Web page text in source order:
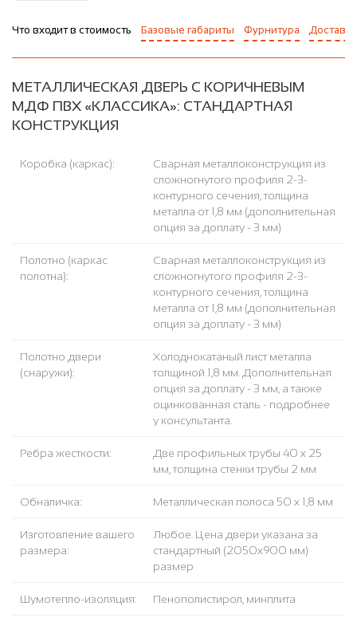
Что входит в стоимость Базовые габариты Фурнитура Доставка
МЕТАЛЛИЧЕСКАЯ ДВЕРЬ С КОРИЧНЕВЫМ
МДФ ПВХ «КЛАССИКА»: СТАНДАРТНАЯ
КОНСТРУКЦИЯ
Коробка (каркас):
Сварная металлоконструкция из
сложногнутого профиля 2-3-
контурного сечения, толщина
металла от 1,8 мм (дополнительная
опция за доплату - 3 мм)
Полотно (каркас
полотна):
Сварная металлоконструкция из
сложногнутого профиля 2-3-
контурного сечения, толщина
металла от 1,8 мм (дополнительная
опция за доплату - 3 мм)
Полотно двери
(снаружи):
Холоднокатаный лист металла
толщиной 1,8 мм. Дополнительная
опция за доплату - 3 мм, а также
оцинкованная сталь - подробнее
у консультанта.
Ребра жесткости:
Две профильных трубы 40 х 25
мм, толщина стенки трубы 2 мм
Обналичка: Металлическая полоса 50 х 1,8 мм
Изготовление вашего
размера:
Любое. Цена двери указана за
стандартный (2050x900 мм)
размер
Шумотепло-изоляция: Пенополистирол, минплита